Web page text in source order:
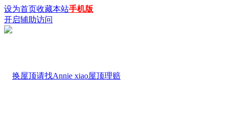
设为首页收藏本站手机版
开启辅助访问